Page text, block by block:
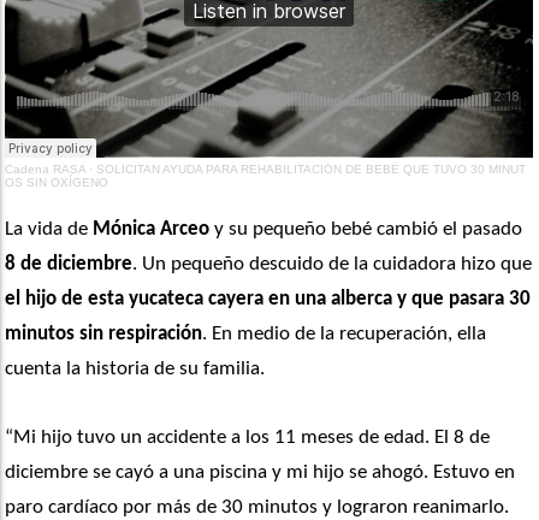
Cadena RASA · SOLICITAN AYUDA PARA REHABILITACIÓN DE BEBÉ QUE TUVO 30 MINUT
OS SIN OXÍGENO
La vida de Mónica Arceo
8 de diciembre
el hijo de esta yucateca cayera en una alberca y que pasara 30
minutos sin respiración. En medio de la recuperación, ella
cuenta la historia de su familia.
“Mi hijo tuvo un accidente a los 11 meses de edad. El 8 de
diciembre se cayó a una piscina y mi hijo se ahogó. Estuvo en
paro cardíaco por más de 30 minutos y lograron reanimarlo.